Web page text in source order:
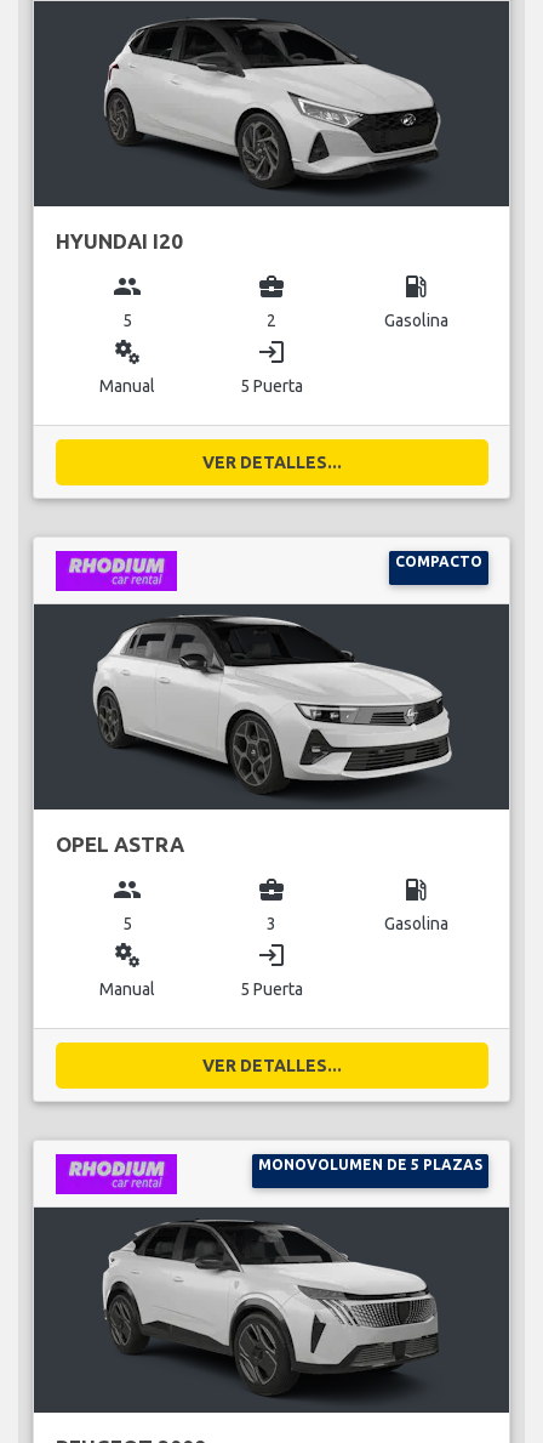
HYUNDAI I20
group
5
business_center
2
local_gas_station
Gasolina
miscellaneous_services
Manual
login
5 Puerta
VER DETALLES...
COMPACTO
OPEL ASTRA
group
5
business_center
3
local_gas_station
Gasolina
miscellaneous_services
Manual
login
5 Puerta
VER DETALLES...
MONOVOLUMEN DE 5 PLAZAS